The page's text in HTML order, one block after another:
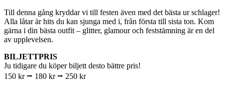
Till denna gång kryddar vi till festen även med det bästa ur schlager!
Alla låtar är hits du kan sjunga med i, från första till sista ton. Kom
gärna i din bästa outfit – glitter, glamour och feststämning är en del
av upplevelsen.
BILJETTPRIS
Ju tidigare du köper biljett desto bättre pris!
150 kr ⭢ 180 kr ⭢ 250 kr